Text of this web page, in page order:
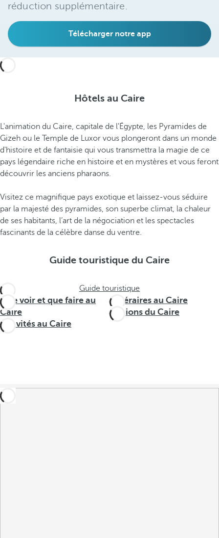
réduction supplémentaire.
Télécharger notre app
Hôtels au Caire
L'animation du Caire, capitale de l'Égypte, les Pyramides de
Gizeh ou le Temple de Luxor vous plongeront dans un monde
d'histoire et de fantaisie qui vous transmettra la magie de ce
pays légendaire riche en histoire et en mystères et vous feront
découvrir les anciens pharaons.
Visitez ce magnifique pays exotique et laissez-vous séduire
par la majesté des pyramides, son superbe climat, la chaleur
de ses habitants, l’art de la négociation et les spectacles
fascinants de la célèbre danse du ventre.
Guide touristique du Caire
Guide touristique
Que voir et que faire au
Caire
Itinéraires au Caire
Régions du Caire
Activités au Caire